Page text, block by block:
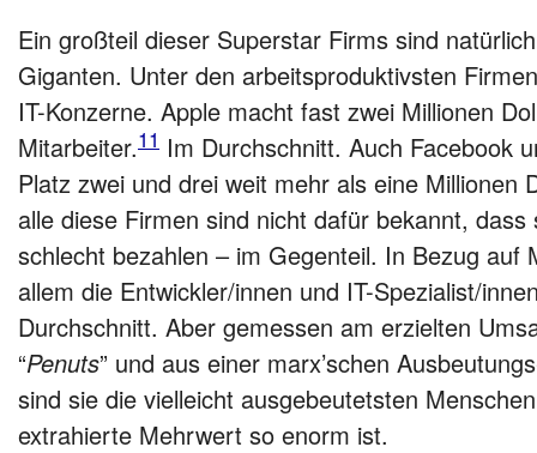
Ein großteil dieser Superstar Firms sind
Giganten. Unter den arbeitsproduktivsten
IT-Konzerne. Apple macht fast zwei Millionen
Mitarbeiter.11 Im Durchschnitt. Auch Facebook
Platz zwei und drei weit mehr als eine Millionen
alle diese Firmen sind nicht dafür bekannt,
schlecht bezahlen – im Gegenteil. In Bezug auf
allem die Entwickler/innen und IT-Spezialist/
Durchschnitt. Aber gemessen am erzielten
“Penuts” und aus einer marx’schen
sind sie die vielleicht ausgebeutetsten
extrahierte Mehrwert so enorm ist.